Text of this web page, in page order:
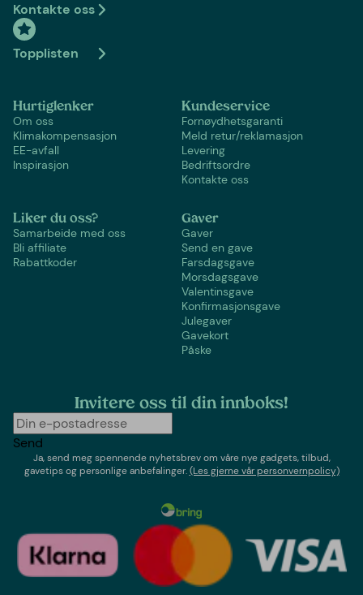
Kontakte oss
Topplisten
Hurtiglenker
Om oss
Klimakompensasjon
EE-avfall
Inspirasjon
Kundeservice
Fornøydhetsgaranti
Meld retur/reklamasjon
Levering
Bedriftsordre
Kontakte oss
Liker du oss?
Samarbeide med oss
Bli affiliate
Rabattkoder
Gaver
Gaver
Send en gave
Farsdagsgave
Morsdagsgave
Valentinsgave
Konfirmasjonsgave
Julegaver
Gavekort
Påske
Invitere oss til din innboks!
Send
Ja, send meg spennende nyhetsbrev om våre nye gadgets, tilbud,
gavetips og personlige anbefalinger.(Les gjerne vår personvernpolicy)